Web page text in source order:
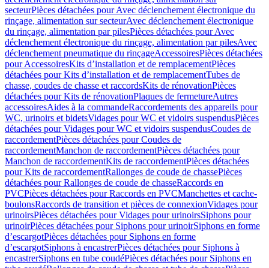
secteurPièces détachées pour Avec déclenchement électronique du
rinçage, alimentation sur secteurAvec déclenchement électronique
du rinçage, alimentation par pilesPièces détachées pour Avec
déclenchement électronique du rinçage, alimentation par pilesAvec
déclenchement pneumatique du rinçageAccessoiresPièces détachées
pour AccessoiresKits d’installation et de remplacementPièces
détachées pour Kits d’installation et de remplacementTubes de
chasse, coudes de chasse et raccordsKits de rénovationPièces
détachées pour Kits de rénovationPlaques de fermetureAutres
accessoiresAides à la commandeRaccordements des appareils pour
WC, urinoirs et bidetsVidages pour WC et vidoirs suspendusPièces
détachées pour Vidages pour WC et vidoirs suspendusCoudes de
raccordementPièces détachées pour Coudes de
raccordementManchon de raccordementPièces détachées pour
Manchon de raccordementKits de raccordementPièces détachées
pour Kits de raccordementRallonges de coude de chassePièces
détachées pour Rallonges de coude de chasseRaccords en
PVCPièces détachées pour Raccords en PVCManchettes et cache-
boulonsRaccords de transition et pièces de connexionVidages pour
urinoirsPièces détachées pour Vidages pour urinoirsSiphons pour
urinoirPièces détachées pour Siphons pour urinoirSiphons en forme
d’escargotPièces détachées pour Siphons en forme
d’escargotSiphons à encastrerPièces détachées pour Siphons à
encastrerSiphons en tube coudéPièces détachées pour Siphons en